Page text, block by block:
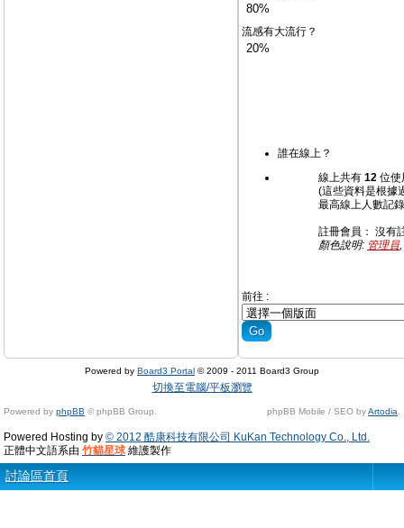
80%
流感有大流行？
20%
誰在線上？
線上共有 12 位使
(這些資料是根據
最高線上人數記
註冊會員： 沒有
顏色說明: 管理員,
前往 :
Powered by Board3 Portal © 2009 - 2011 Board3 Group
切換至電腦/平板瀏覽
Powered by phpBB © phpBB Group. phpBB Mobile / SEO byArtodia
Powered Hosting by © 2012 酷康科技有限公司 KuKan Technology Co., Ltd.
正體中文語系由 竹貓星球 維護製作
討論區首頁